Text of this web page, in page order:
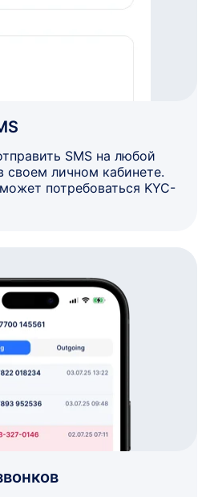
SMS на любой
личном кабинете.
потребоваться KYC-